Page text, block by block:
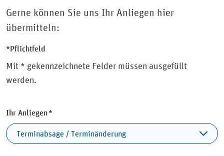
Gerne können Sie uns Ihr Anliegen hier
übermitteln:
*Pflichtfeld
Mit * gekennzeichnete Felder müssen ausgefüllt
werden.
Ihr Anliegen*